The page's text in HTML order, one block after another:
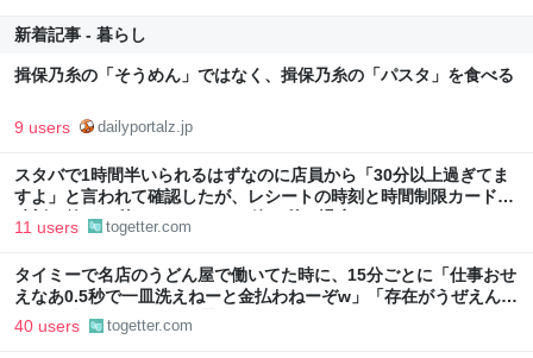
新着記事 - 暮らし
揖保乃糸の「そうめん」ではなく、揖保乃糸の「パスタ」を食べる
9 users dailyportalz.jp
スタバで1時間半いられるはずなのに店員から「30分以上過ぎてま
すよ」と言われて確認したが、レシートの時刻と時間制限カードの
時刻の差が13秒しかない→その後13秒で退店することに
11 users togetter.com
タイミーで名店のうどん屋で働いてた時に、15分ごとに「仕事おせ
えなあ0.5秒で一皿洗えねーと金払わねーぞw」「存在がうぜえんだ
よ早く消えろ」と耳元で囁かれた話
40 users togetter.com